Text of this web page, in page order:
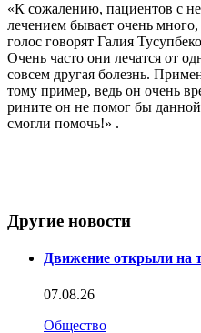
«К сожалению, пациентов с
лечением бывает очень
голос говорят Галия
Очень часто они лечатся от
совсем другая болезнь.
тому пример, ведь он очень
рините он не помог бы
смогли помочь!» .
Другие новости
Движение открыли на
07.08.26
Общество